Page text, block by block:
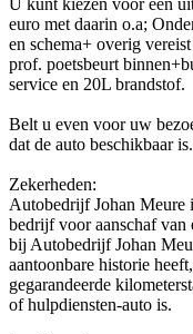
U kunt kiezen voor een
euro met daarin o.a;
en schema+ overig
prof. poetsbeurt
service en 20L brandstof.
Belt u even voor uw
dat de auto beschikbaar is.
Zekerheden:
Autobedrijf Johan
bedrijf voor aanschaf van
bij Autobedrijf Johan
aantoonbare historie
gegarandeerde
of hulpdiensten-auto is.